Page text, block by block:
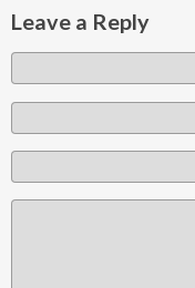
Leave a Reply